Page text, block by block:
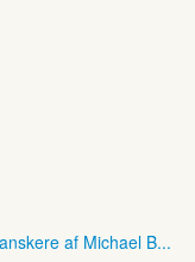
af Michael B...